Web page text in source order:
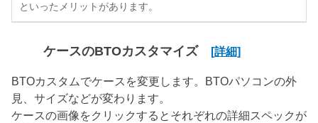
といったメリットがあります。
ケースのBTOカスタマイズ [詳細]
BTOカスタムでケースを変更します。BTOパソコンの外
見、サイズなどが変わります。
ケースの画像をクリックするとそれぞれの詳細スペックが